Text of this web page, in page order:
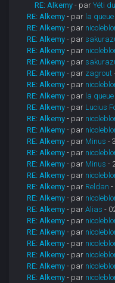
RE: Alkemy - parYéti
RE: Alkemy - par la
RE: Alkemy - par
RE: Alkemy - par
RE: Alkemy - par
RE: Alkemy - par
RE: Alkemy - par zagrout
RE: Alkemy - par
RE: Alkemy - par la
RE: Alkemy - par Lucius
RE: Alkemy - par
RE: Alkemy - par
RE: Alkemy - par Minus -
RE: Alkemy - par
RE: Alkemy - par Minus -
RE: Alkemy - par
RE: Alkemy - par Reldan -
RE: Alkemy - par
RE: Alkemy - parAlias -
RE: Alkemy - par
RE: Alkemy - par
RE: Alkemy - par
RE: Alkemy - par
RE: Alkemy - par
RE: Alkemy - par